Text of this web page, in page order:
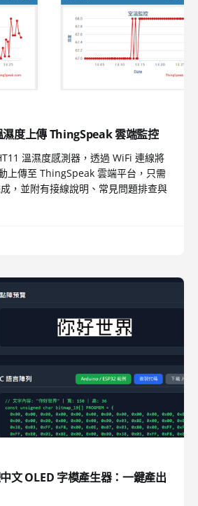
濕度上傳 ThingSpeak 雲端監控
溫濕度感測器，透過 WiFi 連線將
上傳至 ThingSpeak 雲端平台，只需
，並附有接線說明、常見問題排查與
文 OLED 字模產生器：一鍵產出